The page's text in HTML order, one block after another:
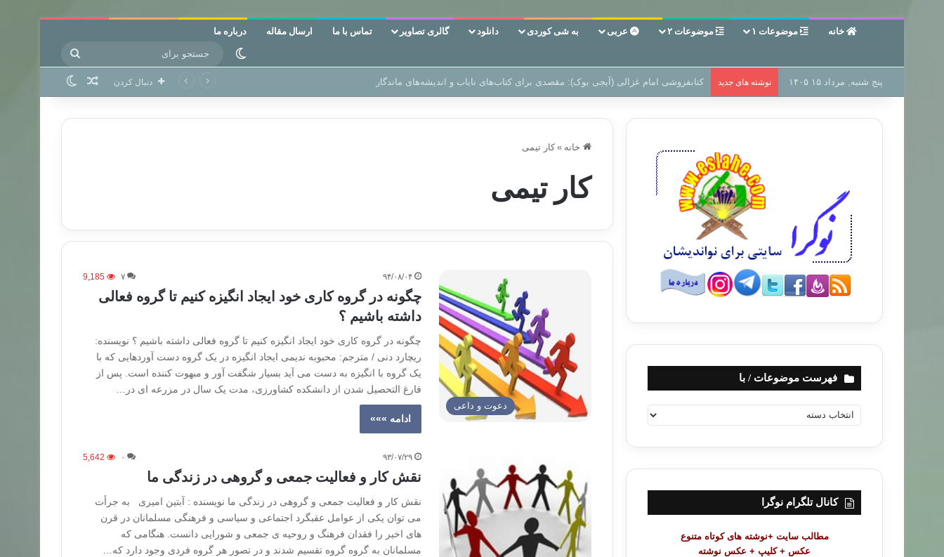
خانه موضوعات ۱ موضوعات ۲ عربی به شی کوردی دانلود گالری تصاویر تماس با ما ارسال مقاله درباره ما
تغییر پوسته
برای پنج شنبه, مرداد ۱۵ ۱۴۰۵ نوشته های جدید سر دفتر فساد در زمین‌، دوری وکناره‌گیری از راه خداست‌! دنبال کردن نوشته تصادفی
خانه » کار تیمی
کار تیمی
دعوت و داعی
۹۴/۰۸/۰۴ ۷ 9,185
چگونه در گروه کاری خود ایجاد انگیزه کنیم تا گروه فعالی
داشته باشیم ؟
چگونه در گروه کاری خود ایجاد انگیزه کنیم تا گروه فعالی داشته باشیم ؟ نویسنده:
ریچارد دنی / مترجم: محبوبه ندیمی ایجاد انگیزه در یک گروه دست آوردهایی که با
یک گروه با انگیزه به دست می آید بسیار شگفت آور و مبهوت کننده است. پس از
فارغ التحصیل شدن از دانشکده کشاورزی، مدت یک سال در مزرعه ای در…
ادامه »»»
۹۳/۰۷/۲۹ ۰ 5,642
نقش کار و فعالیت جمعی و گروهی در زندگی ما
نقش کار و فعالیت جمعی و گروهی در زندگی ما نویسنده : آبتین امیری به جرأت
می توان یکی از عوامل عقبگرد اجتماعی و سیاسی و فرهنگی مسلمانان در قرن
های اخیر را فقدان فرهنگ و روحیه ی جمعی و شورایی دانست. هنگامی که
مسلمانان به گروه گروه تقسیم شدند و در تصور هر گروه فردی وجود دارد که…
فهرست موضوعات / با
ه
ت
ض
کانال تلگرام نوگرا
مطالب سایت +نوشته های کوتاه متنوع
عکس + کلیپ + عکس نوشته